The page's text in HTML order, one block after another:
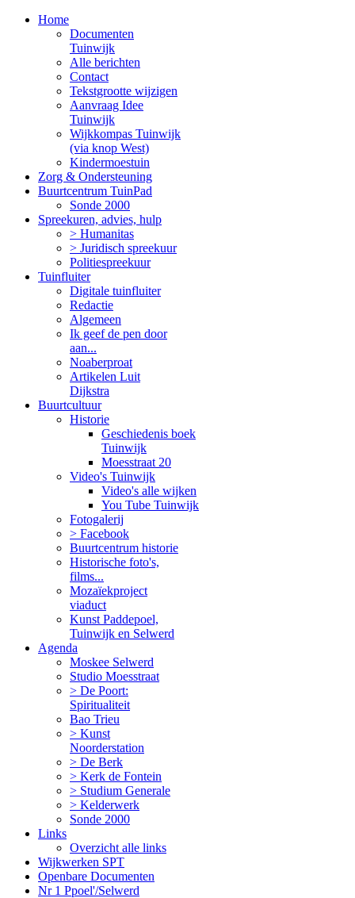
Home
Documenten
Tuinwijk
Alle berichten
Contact
Tekstgrootte wijzigen
Aanvraag Idee
Tuinwijk
Wijkkompas Tuinwijk
(via knop West)
Kindermoestuin
Zorg & Ondersteuning
Buurtcentrum TuinPad
Sonde 2000
Spreekuren, advies, hulp
> Humanitas
> Juridisch spreekuur
Politiespreekuur
Tuinfluiter
Digitale tuinfluiter
Redactie
Algemeen
Ik geef de pen door
aan...
Noaberproat
Artikelen Luit
Dijkstra
Buurtcultuur
Historie
Geschiedenis boek
Tuinwijk
Moesstraat 20
Video's Tuinwijk
Video's alle wijken
You Tube Tuinwijk
Fotogalerij
> Facebook
Buurtcentrum historie
Historische foto's,
films...
Mozaïekproject
viaduct
Kunst Paddepoel,
Tuinwijk en Selwerd
Agenda
Moskee Selwerd
Studio Moesstraat
> De Poort:
Spiritualiteit
Bao Trieu
> Kunst
Noorderstation
> De Berk
> Kerk de Fontein
> Studium Generale
> Kelderwerk
Sonde 2000
Links
Overzicht alle links
Wijkwerken SPT
Openbare Documenten
Nr 1 Ppoel'/Selwerd